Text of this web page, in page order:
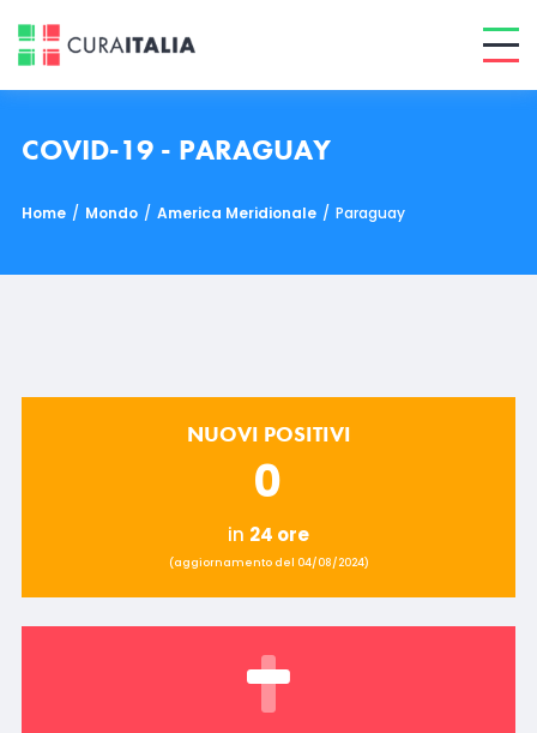
COVID-19 - PARAGUAY
Home / Mondo / America Meridionale / Paraguay
NUOVI POSITIVI
0
in 24 ore
(aggiornamento del 04/08/2024)